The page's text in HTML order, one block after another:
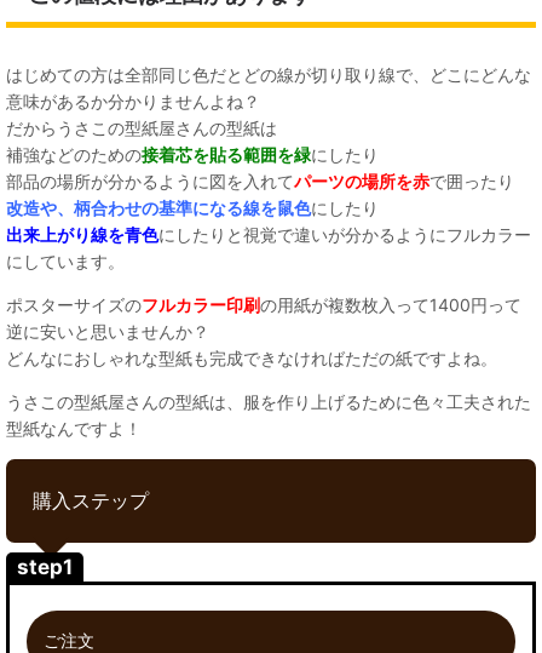
はじめての方は全部同じ色だとどの線が切り取り線で、どこにどんな
意味があるか分かりませんよね？
だからうさこの型紙屋さんの型紙は
補強などのための接着芯を貼る範囲を緑にしたり
部品の場所が分かるように図を入れてパーツの場所を赤で囲ったり
改造や、柄合わせの基準になる線を鼠色にしたり
出来上がり線を青色にしたりと視覚で違いが分かるようにフルカラー
にしています。
ポスターサイズのフルカラー印刷の用紙が複数枚入って1400円って
逆に安いと思いませんか？
どんなにおしゃれな型紙も完成できなければただの紙ですよね。
うさこの型紙屋さんの型紙は、服を作り上げるために色々工夫された
型紙なんですよ！
購入ステップ
step1
ご注文